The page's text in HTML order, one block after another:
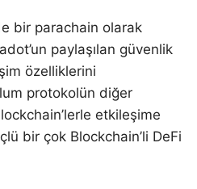
bir parachain olarak
paylaşılan güvenlik
özelliklerini
protokolün diğer
etkileşime
bir çok Blockchain’li DeFi